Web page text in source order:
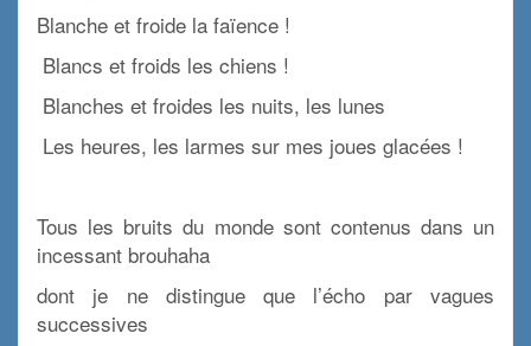
Blanche et froide la faïence !
Blancs et froids les chiens !
Blanches et froides les nuits, les lunes
Les heures, les larmes sur mes joues glacées !
Tous les bruits du monde sont contenus dans un
incessant brouhaha
dont je ne distingue que l’écho par vagues
successives